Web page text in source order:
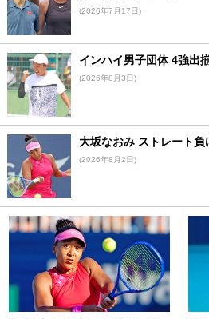
(2026年7月17日)
インハイ男子団体 4強出
(2026年8月3日)
大坂なおみ ストレート負
(2026年8月2日)